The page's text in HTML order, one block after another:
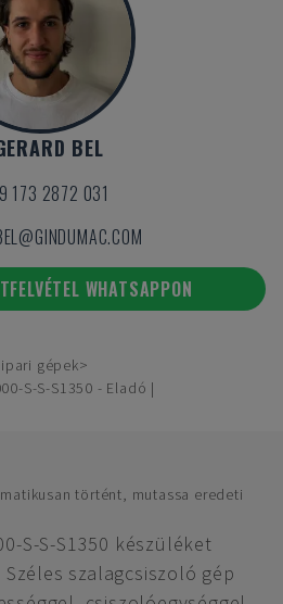
BEL
173 2872 031
WHATSAPPON
gépek
S-S-S1350 - Eladó |
történt, mutassa eredeti
S-S-S1350 készüléket
szalagcsiszoló gép